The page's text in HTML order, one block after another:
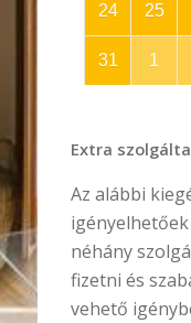
24 25
31 1
Extra
Az alábbi
igényelhetőek
néhány
fizetni és
vehető